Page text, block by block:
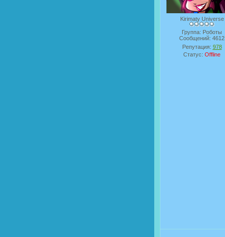
Kirimaty Universe
Группа: Роботы
Сообщений: 4612
Репутация: 978
Статус: Offline